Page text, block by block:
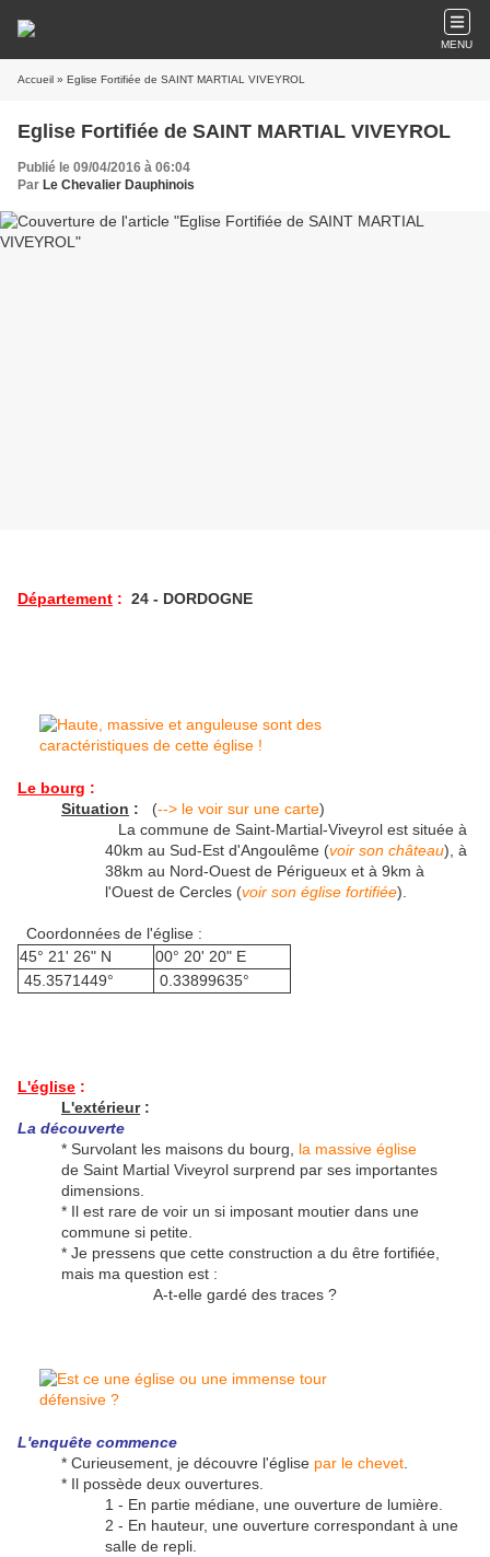
MENU
Accueil » Eglise Fortifiée de SAINT MARTIAL VIVEYROL
Eglise Fortifiée de SAINT MARTIAL VIVEYROL
Publié le 09/04/2016 à 06:04
Par Le Chevalier Dauphinois
Département : 24 - DORDOGNE
Le bourg :
Situation : (--> le voir sur une carte)
La commune de Saint-Martial-Viveyrol est située à
40km au Sud-Est d'Angoulême (voir son château), à
38km au Nord-Ouest de Périgueux et à 9km à
l'Ouest de Cercles (voir son église fortifiée).
Coordonnées de l'église :
45° 21' 26" N
00° 20' 20" E
45.3571449°
0.33899635°
L'église :
L'extérieur:
La découverte
* Survolant les maisons du bourg, la massive église
de Saint Martial Viveyrol surprend par ses importantes
dimensions.
* Il est rare de voir un si imposant moutier dans une
commune si petite.
* Je pressens que cette construction a du être fortifiée,
mais ma question est :
A-t-elle gardé des traces ?
L'enquête commence
* Curieusement, je découvre l'église par le chevet
* Il possède deux ouvertures.
1 - En partie médiane, une ouverture de lumière.
2 - En hauteur, une ouverture correspondant à une
salle de repli.